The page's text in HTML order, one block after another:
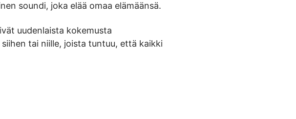
soundi, joka elää omaa elämäänsä.
uudenlaista kokemusta
tai niille, joista tuntuu, että kaikki